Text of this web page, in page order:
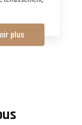
plus